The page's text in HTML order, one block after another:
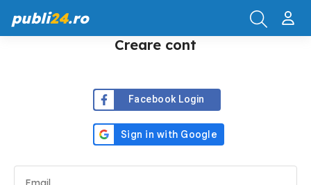
publi24.ro
Creare cont
Facebook Login